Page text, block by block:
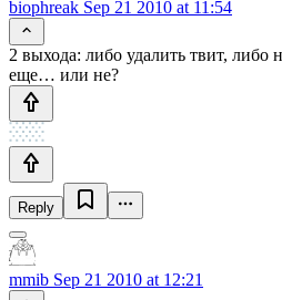
biophreak Sep 21 2010 at 11:54
2 выхода: либо удалить твит, либо
еще… или не?
Reply
mmib Sep 21 2010 at 12:21